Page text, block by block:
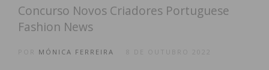
Concurso Novos Criadores Portuguese
Fashion News
MÓNICA FERREIRA 8 DE OUTUBRO 2022